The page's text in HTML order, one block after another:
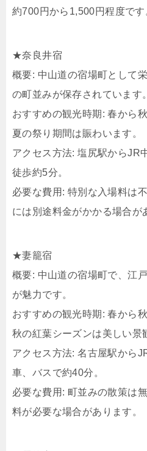
約700円から1,500円程度です
★奈良井宿
概要: 中山道の宿場町として
の町並みが保存されています。
おすすめの観光時期: 春から
夏の祭り期間は賑わいます。
アクセス方法: 塩尻駅からJR
徒歩約5分。
必要な費用: 特別な入場料は
には別途料金がかかる場合が
★妻籠宿
概要: 中山道の宿場町で、江
が魅力です。
おすすめの観光時期: 春から
秋の紅葉シーズンは美しい景
アクセス方法: 名古屋駅から
車、バスで約40分。
必要な費用: 町並みの散策は
料が必要な場合があります。